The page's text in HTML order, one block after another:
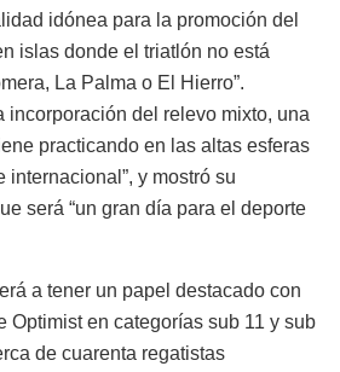
idónea para la promoción del
islas donde el triatlón no está
La Palma o El Hierro”.
incorporación del relevo mixto, una
practicando en las altas esferas
y mostró su
será “un gran día para el deporte
a tener un papel destacado con
Optimist en categorías sub 11 y sub
de cuarenta regatistas